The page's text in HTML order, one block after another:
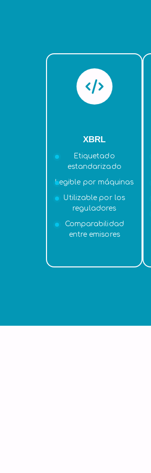
XBRL
Etiquetado
estandarizado
Legible por máquinas
Utilizable por los
reguladores
Comparabilidad
entre emisores